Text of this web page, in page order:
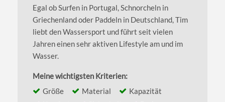
Egal ob Surfen in Portugal, Schnorcheln in
Griechenland oder Paddeln in Deutschland, Tim
liebt den Wassersport und führt seit vielen
Jahren einen sehr aktiven Lifestyle am und im
Wasser.
Meine wichtigsten Kriterien:
Größe
Material
Kapazität